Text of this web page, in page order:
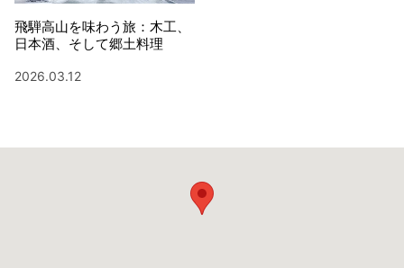
飛騨高山を味わう旅：木工、
日本酒、そして郷土料理
2026.03.12